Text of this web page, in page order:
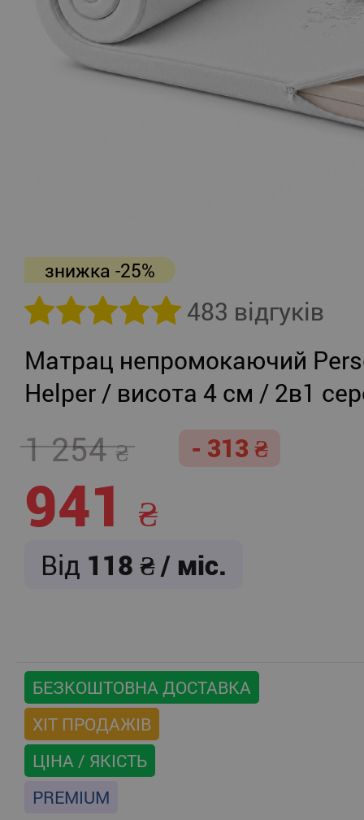
знижка -25%
483 відгуків
Матрац непромокаючий
Helper / висота 4 см / 2в1
1 254 - 313
941
Від 118 / міс.
БЕЗКОШТОВНА ДОСТАВКА
ХІТ ПРОДАЖІВ
ЦІНА / ЯКІСТЬ
PREMIUM